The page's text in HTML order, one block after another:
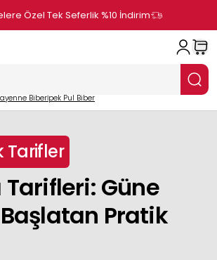
Özel Tek Seferlik %10 İndirim
Biberİpek Pul Biber
Tarifler
Tarifleri: Güne
Pratik